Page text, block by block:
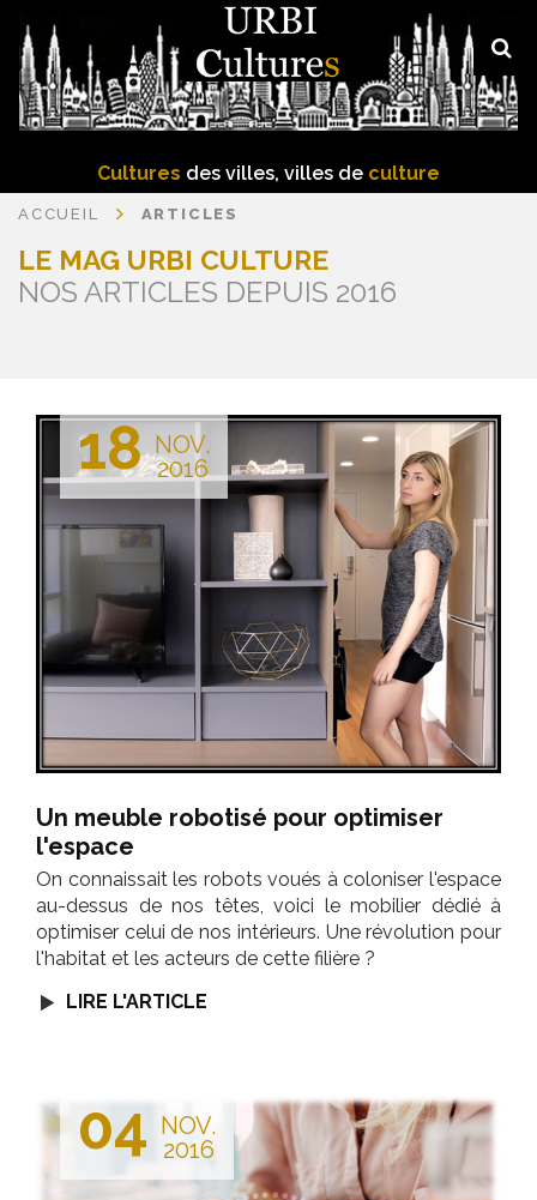
Cultures des villes, villes de culture
LE MAG URBI CULTURE
NOS ARTICLES DEPUIS 2016
ACCUEIL ARTICLES
18 NOV.
2016
Un meuble robotisé pour optimiser
l'espace
On connaissait les robots voués à coloniser l'espace
au-dessus de nos têtes, voici le mobilier dédié à
optimiser celui de nos intérieurs. Une révolution pour
l'habitat et les acteurs de cette filière ?
LIRE L'ARTICLE
04 NOV.
2016